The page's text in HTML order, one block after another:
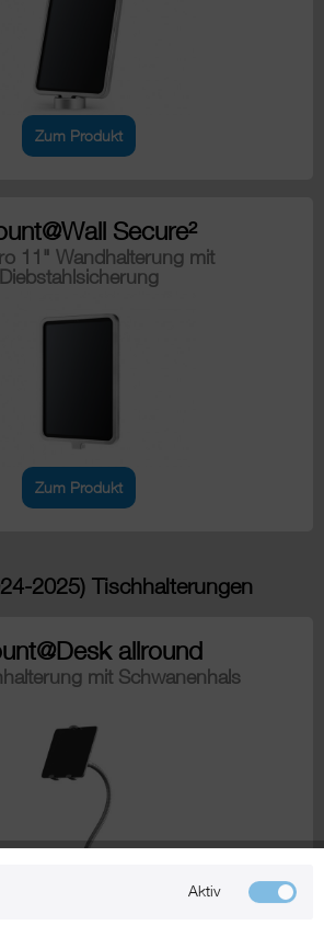
Zum Produkt
Secure²
11" Wandhalterung mit
Diebstahlsicherung
Zum Produkt
2025) Tischhalterungen
allround
mit Schwanenhals
Aktiv